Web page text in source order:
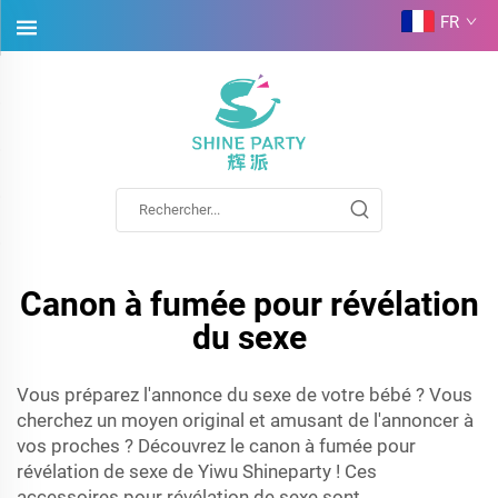
FR
Canon à fumée pour révélation
du sexe
Vous préparez l'annonce du sexe de votre bébé ? Vous
cherchez un moyen original et amusant de l'annoncer à
vos proches ? Découvrez le canon à fumée pour
révélation de sexe de Yiwu Shineparty ! Ces